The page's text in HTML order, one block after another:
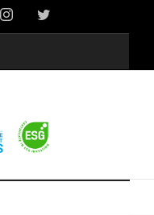
InstagramTwitter